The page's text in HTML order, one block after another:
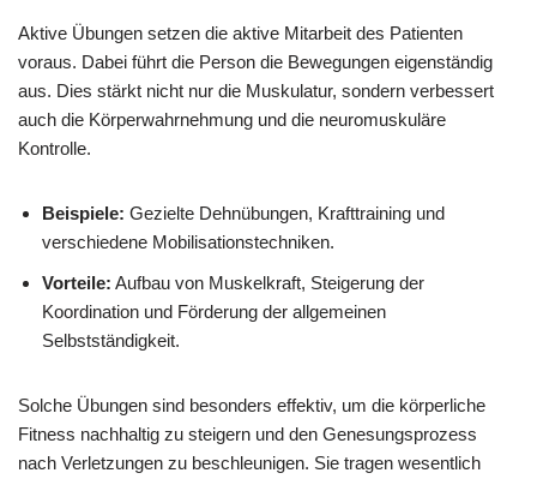
Aktive Übungen setzen die aktive Mitarbeit des Patienten
voraus. Dabei führt die Person die Bewegungen eigenständig
aus. Dies stärkt nicht nur die Muskulatur, sondern verbessert
auch die Körperwahrnehmung und die neuromuskuläre
Kontrolle.
Beispiele: Gezielte Dehnübungen, Krafttraining und
verschiedene Mobilisationstechniken.
Vorteile: Aufbau von Muskelkraft, Steigerung der
Koordination und Förderung der allgemeinen
Selbstständigkeit.
Solche Übungen sind besonders effektiv, um die körperliche
Fitness nachhaltig zu steigern und den Genesungsprozess
nach Verletzungen zu beschleunigen. Sie tragen wesentlich